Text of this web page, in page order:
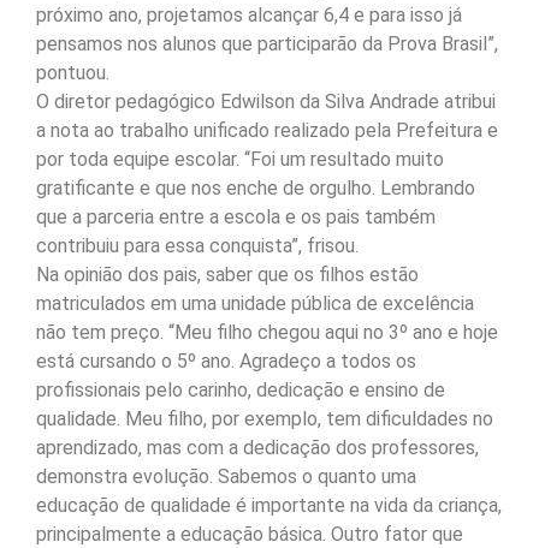
próximo ano, projetamos alcançar 6,4 e para isso já
pensamos nos alunos que participarão da Prova Brasil”,
pontuou.
O diretor pedagógico Edwilson da Silva Andrade atribui
a nota ao trabalho unificado realizado pela Prefeitura e
por toda equipe escolar. “Foi um resultado muito
gratificante e que nos enche de orgulho. Lembrando
que a parceria entre a escola e os pais também
contribuiu para essa conquista”, frisou.
Na opinião dos pais, saber que os filhos estão
matriculados em uma unidade pública de excelência
não tem preço. “Meu filho chegou aqui no 3º ano e hoje
está cursando o 5º ano. Agradeço a todos os
profissionais pelo carinho, dedicação e ensino de
qualidade. Meu filho, por exemplo, tem dificuldades no
aprendizado, mas com a dedicação dos professores,
demonstra evolução. Sabemos o quanto uma
educação de qualidade é importante na vida da criança,
principalmente a educação básica. Outro fator que